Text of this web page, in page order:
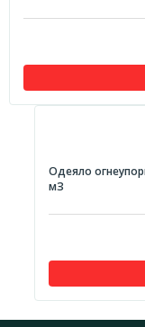
Одеяло
мЗ